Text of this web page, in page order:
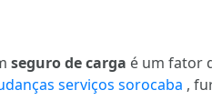
seguro de carga é um fator
serviços sorocaba ,